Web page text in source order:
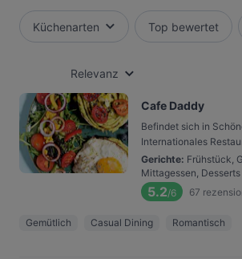
Küchenarten Top bewertet
Relevanz
Cafe Daddy
Befindet sich in
Internationales
Gerichte: Frühstück,
Mittagessen, Desserts
5.2/6 67
Gemütlich Casual Dining Romantisch